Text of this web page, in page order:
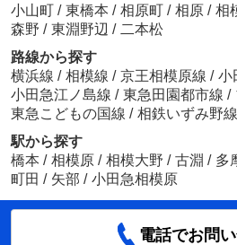
小山町 / 東橋本 / 相原町 / 相原 / 相
森野 / 東淵野辺 / 二本松
路線から探す
横浜線 / 相模線 / 京王相模原線 / 小
小田急江ノ島線 / 東急田園都市線 /
東急こどもの国線 / 相鉄いずみ野線
駅から探す
橋本 / 相模原 / 相模大野 / 古淵 / 多
町田 / 矢部 / 小田急相模原
電話でお問